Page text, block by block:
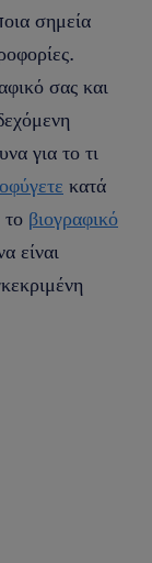
σημεία
σας και
για το τι
κατά
το βιογραφικό
είναι